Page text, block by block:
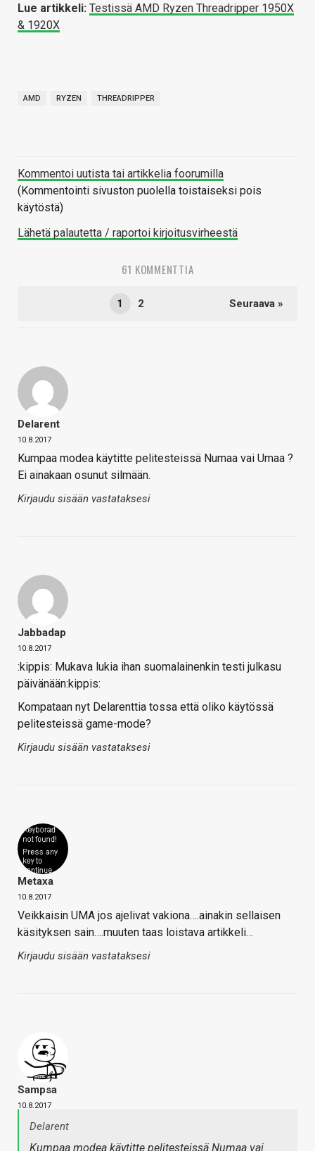
Lue artikkeli: Testissä AMD Ryzen Threadripper 1950X
& 1920X
AMD RYZEN THREADRIPPER
Kommentoi uutista tai artikkelia foorumilla
(Kommentointi sivuston puolella toistaiseksi pois
käytöstä)
Lähetä palautetta / raportoi kirjoitusvirheestä
61 KOMMENTTIA
1 2 Seuraava »
Delarent
10.8.2017
Kumpaa modea käytitte pelitesteissä Numaa vai Umaa ?
Ei ainakaan osunut silmään.
Kirjaudu sisään vastataksesi
Jabbadap
10.8.2017
:kippis: Mukava lukia ihan suomalainenkin testi julkasu
päivänään:kippis:
Kompataan nyt Delarenttia tossa että oliko käytössä
pelitesteissä game-mode?
Kirjaudu sisään vastataksesi
Metaxa
10.8.2017
Veikkaisin UMA jos ajelivat vakiona….ainakin sellaisen
käsityksen sain….muuten taas loistava artikkeli…
Kirjaudu sisään vastataksesi
Sampsa
10.8.2017
Delarent
Kumpaa modea käytitte pelitesteissä Numaa vai